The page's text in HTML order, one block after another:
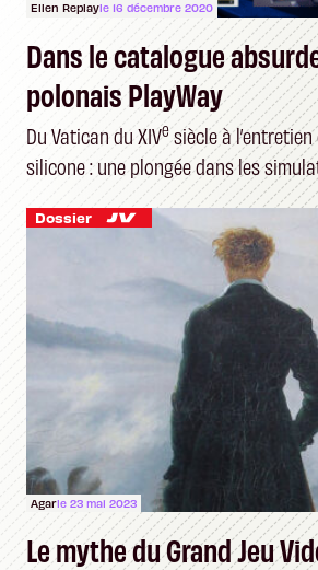
Ellen Replayle 16 décembre 2020
Dans le catalogue
polonais PlayWay
Du Vatican du XIVesiècle à
silicone : une plongée dans les
étranges du marché
Dossier
Agarle 23 mai 2023
Le mythe du Grand Jeu